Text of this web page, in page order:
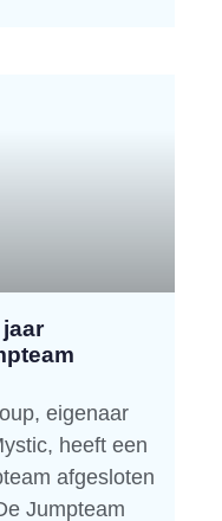
eigenaar
heeft een
afgesloten
Jumpteam